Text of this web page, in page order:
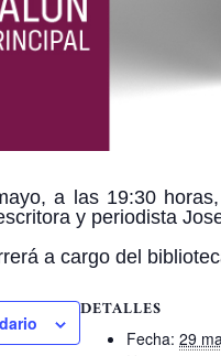
a las 19:30
y periodista
a cargo del
DETALLES
Fecha: 29